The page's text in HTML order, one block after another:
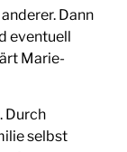
Dann
eventuell
Marie-
Durch
selbst